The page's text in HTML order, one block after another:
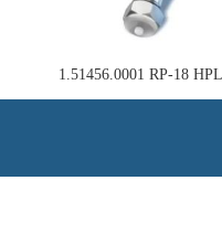
1.51456.0001 RP-18